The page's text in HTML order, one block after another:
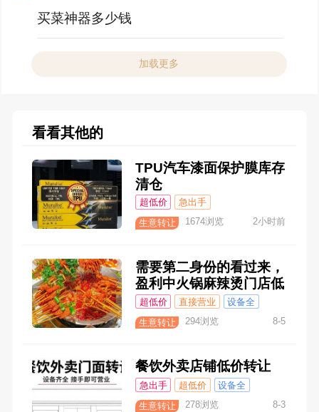
买菜神器多少钱
加载更多
看看其他的
TPU汽车漆面保护膜库存
清仓
超低价
急出手
生意转让
1674浏览 2小时前
需要第二身份的看过来，
盈利中火锅麻辣烫门店低
价转让
超低价 直接营业
设备全
客流佳
生意转让 294浏览 8-5
餐饮外卖店铺低价转让
急出手 超低价
设备全
生意转让
278浏览 8-3